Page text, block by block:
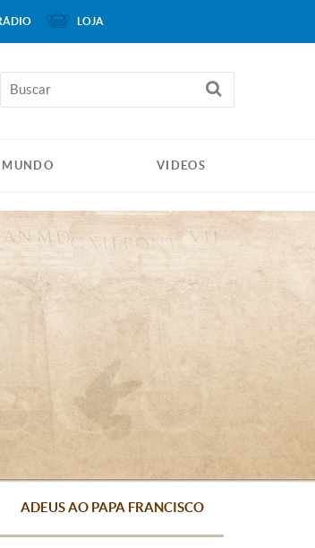
MUNDO VIDEOS
ADEUS AO PAPA FRANCISCO
LOJA